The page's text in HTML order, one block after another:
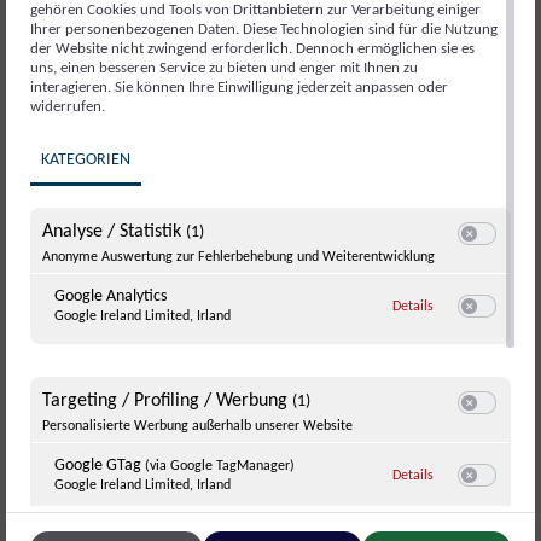
Serien:
Sommerabend am Feuer
VERANSTALTUNGSORT
Hans-Peter Porsche Traumwerk
Zum Traumwerk 1
gehören Cookies und Tools von Drittanbietern zur Verarbeitung einiger
Ihrer personenbezogenen Daten. Diese Technologien sind für die Nutzung
der Website nicht zwingend erforderlich. Dennoch ermöglichen sie es
uns, einen besseren Service zu bieten und enger mit Ihnen zu
interagieren. Sie können Ihre Einwilligung jederzeit anpassen oder
widerrufen.
KATEGORIEN
Analyse / Statistik (1)
Anonyme Auswertung zur Fehlerbehebung und Weiterentwicklung
Google Analytics
Google Ireland Limited, Irland
Details zu Google
Targeting / Profiling / Werbung (1)
Personalisierte Werbung außerhalb unserer Website
Google GTag (via Google TagManager)
Google Ireland Limited, Irland
Details zu Google GTag